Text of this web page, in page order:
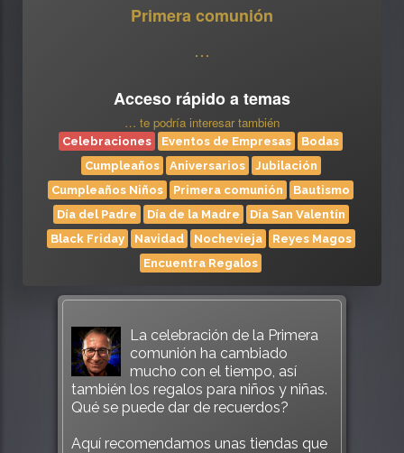
Primera comunión
…
Acceso rápido a temas
… te podría interesar también
Celebraciones Eventos de Empresas
Bodas
Cumpleaños
Aniversarios
Jubilación
Cumpleaños Niños
Primera comunión
Bautismo
Día del Padre
Día de la Madre
Día San Valentín
Black Friday
Navidad Nochevieja
Reyes Magos
Encuentra Regalos
La celebración de la Primera
comunión ha cambiado
mucho con el tiempo, así
también los regalos para niños y niñas.
Qué se puede dar de recuerdos?
Aquí recomendamos unas tiendas que